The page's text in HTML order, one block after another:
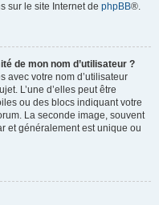
sur le site Internet de phpBB®.
de mon nom d’utilisateur ?
avec votre nom d’utilisateur
L’une d’elles peut être
ou des blocs indiquant votre
La seconde image, souvent
et généralement est unique ou